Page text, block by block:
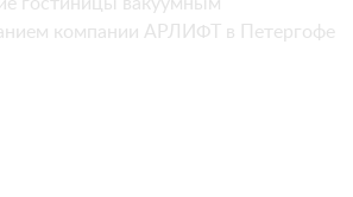
гостиницы вакуумным
компании АРЛИФТ в Петергофе